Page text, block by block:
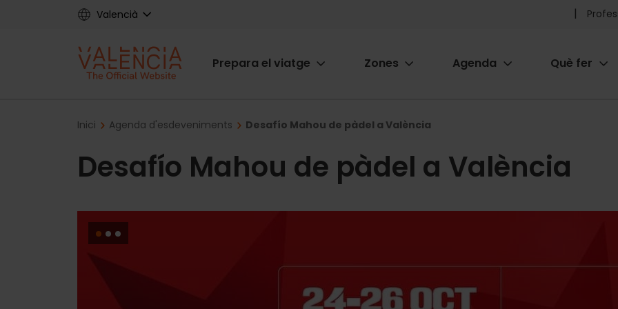
Valencià
Pre
Main
Prepara el viatge Zones Agenda Què fer
Breadcrumb
Inici Agenda d'esdeveniments Desafío Mahou de pàdel a València
Desafío Mahou de pàdel a València